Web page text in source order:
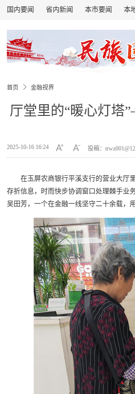
国内要闻 省内新闻 本市要闻 本
首页 金融视界
厅堂里的“暖心灯
2025-10-16 16:24 投稿：
在玉屏农商银行平溪支行的营业大厅
存折信息，时而快步协调窗口处理棘手业
吴田芳，一个在金融一线坚守二十余载，